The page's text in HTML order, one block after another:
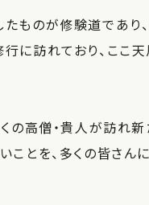
ものが修験道であ
に訪れており、ここ
の高僧・貴人が訪
とを、多くの皆さん